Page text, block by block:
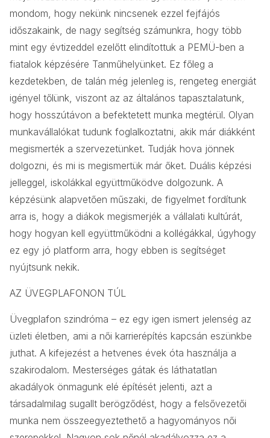
mondom, hogy nekünk nincsenek ezzel fejfájós
időszakaink, de nagy segítség számunkra, hogy több
mint egy évtizeddel ezelőtt elindítottuk a PEMÜ-ben a
fiatalok képzésére Tanműhelyünket. Ez főleg a
kezdetekben, de talán még jelenleg is, rengeteg energiát
igényel tőlünk, viszont az az általános tapasztalatunk,
hogy hosszútávon a befektetett munka megtérül. Olyan
munkavállalókat tudunk foglalkoztatni, akik már diákként
megismerték a szervezetünket. Tudják hova jönnek
dolgozni, és mi is megismertük már őket. Duális képzési
jelleggel, iskolákkal együttműködve dolgozunk. A
képzésünk alapvetően műszaki, de figyelmet fordítunk
arra is, hogy a diákok megismerjék a vállalati kultúrát,
hogy hogyan kell együttműködni a kollégákkal, úgyhogy
ez egy jó platform arra, hogy ebben is segítséget
nyújtsunk nekik.
AZ ÜVEGPLAFONON TÚL
Üvegplafon szindróma – ez egy igen ismert jelenség az
üzleti életben, ami a női karrierépítés kapcsán eszünkbe
juthat. A kifejezést a hetvenes évek óta használja a
szakirodalom. Mesterséges gátak és láthatatlan
akadályok önmagunk elé építését jelenti, azt a
társadalmilag sugallt berögződést, hogy a felsővezetői
munka nem összeegyeztethető a hagyományos női